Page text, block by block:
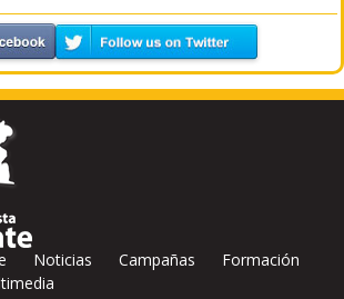
Noticias Campañas
Formación